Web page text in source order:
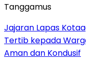
Tanggamus
Jajaran Lapas
Tertib kepada
Aman dan Kondusif